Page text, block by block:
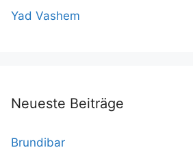
Yad Vashem
Neueste Beiträge
Brundibar